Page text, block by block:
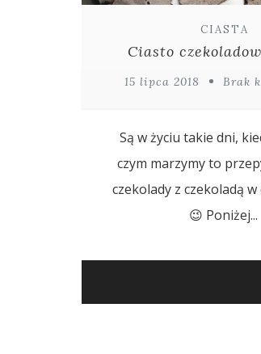
CIASTA
Ciasto
15 lipca 2018 Brak
Są w życiu takie dni,
czym marzymy to
czekolady z czekoladą w
😉 Poniżej...